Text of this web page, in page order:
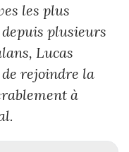
les plus
plusieurs
Lucas
rejoindre la
à